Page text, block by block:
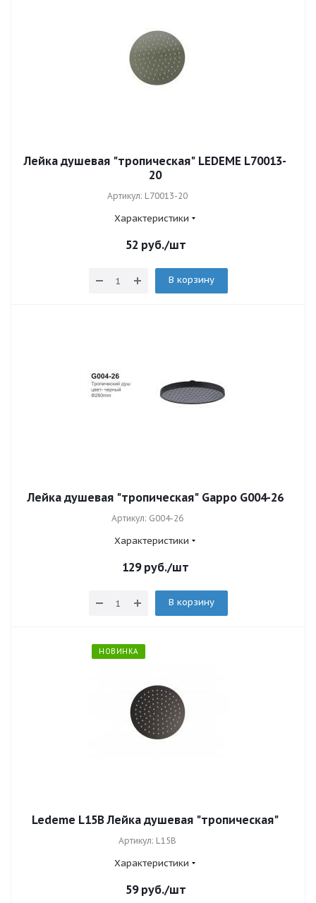
Лейка душевая "тропическая" LEDEME L70013-
20
Артикул: L70013-20
Характеристики
52 руб./шт
В корзину
Лейка душевая "тропическая" Gappo G004-26
Артикул: G004-26
Характеристики
129руб./шт
В корзину
НОВИНКА
Ledeme L15B Лейка душевая "тропическая"
Артикул: L15B
Характеристики
59руб./шт